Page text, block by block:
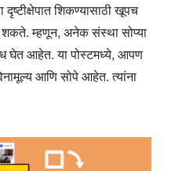
शिकण्यासाठी खूपच
शकते. म्हणून, अनेक संस्था सोप्या
घेत आहेत. या पोस्टमध्ये, आपण
आणि सोपे आहेत. त्यांना